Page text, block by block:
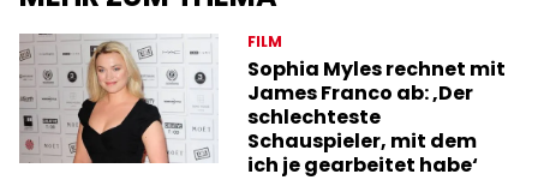
FILM
Sophia Myles rechnet mit
James Franco ab: ‚Der
schlechteste
Schauspieler, mit dem
ich je gearbeitet habe‘